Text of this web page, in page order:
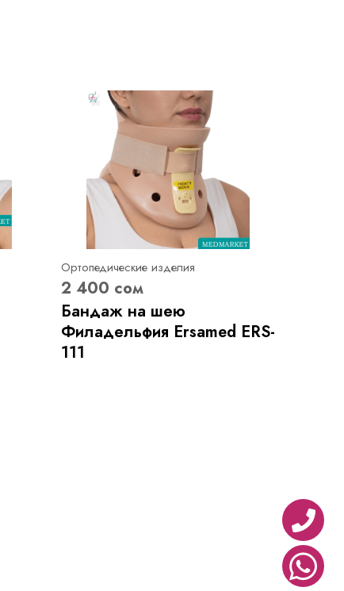
Ортопедические изделия
2 400 сом
Бандаж на шею
Филадельфия Ersamed ERS-
111